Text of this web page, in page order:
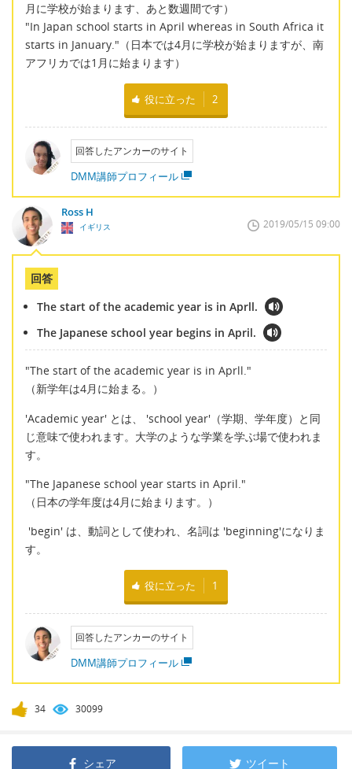
月に学校が始まります、あと数週間です）
"In Japan school starts in April whereas in South Africa it
starts in January."（日本では4月に学校が始まりますが、南
アフリカでは1月に始まります）
役に立った 2
回答したアンカーのサイト
DMM講師プロフィール
Ross H
イギリス 2019/05/15 09:00
回答
The start of the academic year is in Aprll.
The Japanese school year begins in April.
"The start of the academic year is in Aprll."
（新学年は4月に始まる。）
'Academic year' とは、 'school year'（学期、学年度）と同
じ意味で使われます。大学のような学業を学ぶ場で使われま
す。
"The Japanese school year starts in April."
（日本の学年度は4月に始まります。）
'begin' は、動詞として使われ、名詞は 'beginning'になりま
す。
役に立った 1
回答したアンカーのサイト
DMM講師プロフィール
34 30099
シェア ツイート